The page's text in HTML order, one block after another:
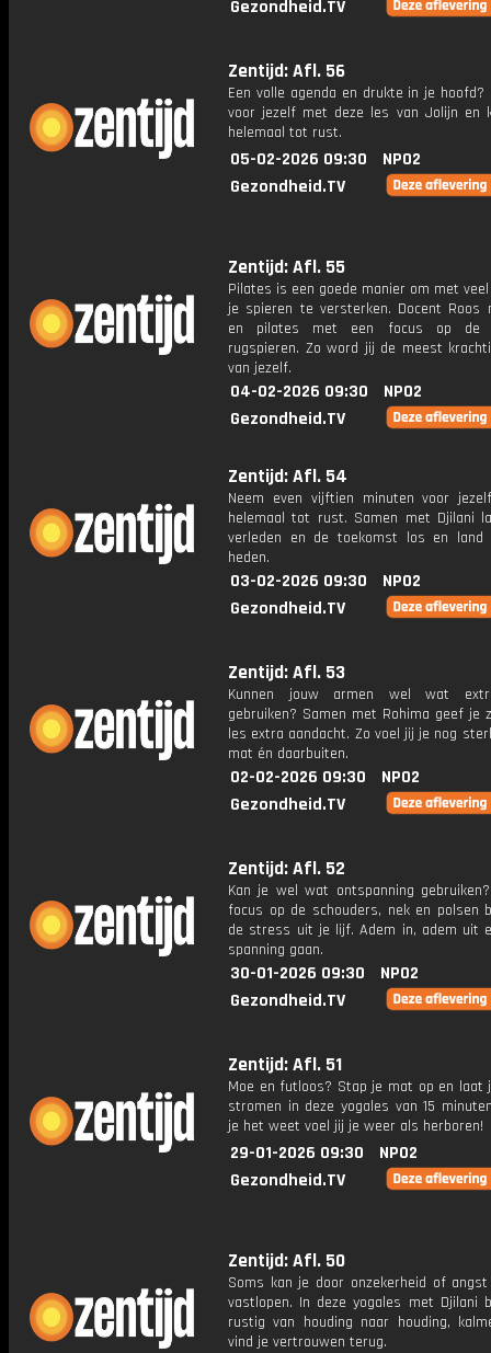
Gezondheid.TV
Zentijd: Afl. 56
Een volle agenda en drukte in je hoofd?
voor jezelf met deze les van Jolijn en
helemaal tot rust.
05-02-2026 09:30
NPO2
Gezondheid.TV
Zentijd: Afl. 55
Pilates is een goede manier om met
je spieren te versterken. Docent Roos
en pilates met een focus op de
rugspieren. Zo word jij de meest
van jezelf.
04-02-2026 09:30
NPO2
Gezondheid.TV
Zentijd: Afl. 54
Neem even vijftien minuten voor
helemaal tot rust. Samen met Djilani
verleden en de toekomst los en
heden.
03-02-2026 09:30
NPO2
Gezondheid.TV
Zentijd: Afl. 53
Kunnen jouw armen wel wat
gebruiken? Samen met Rohima geef je
les extra aandacht. Zo voel jij je nog
mat én daarbuiten.
02-02-2026 09:30
NPO2
Gezondheid.TV
Zentijd: Afl. 52
Kan je wel wat ontspanning
focus op de schouders, nek en polsen
de stress uit je lijf. Adem in, adem uit
spanning gaan.
30-01-2026 09:30
NPO2
Gezondheid.TV
Zentijd: Afl. 51
Moe en futloos? Stap je mat op en laat
stromen in deze yogales van 15
je het weet voel jij je weer als herboren!
29-01-2026 09:30
NPO2
Gezondheid.TV
Zentijd: Afl. 50
Soms kan je door onzekerheid of
vastlopen. In deze yogales met Djilani
rustig van houding naar houding,
vind je vertrouwen terug.